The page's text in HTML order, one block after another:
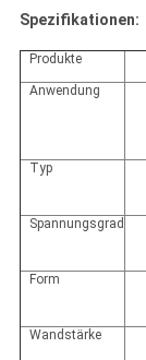
Spezifikationen:
Produkte
Anwendung
Typ
Spannungsgrad
Form
Wandstärke